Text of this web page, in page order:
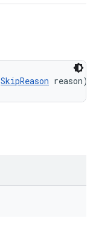
SkipReason reason)